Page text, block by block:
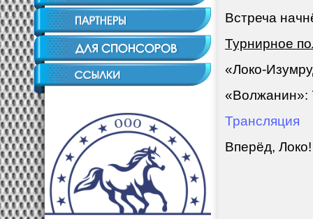
Встреча
Турнирное
«Локо-
«Волжанин»:
Трансляция
Вперёд, Локо!